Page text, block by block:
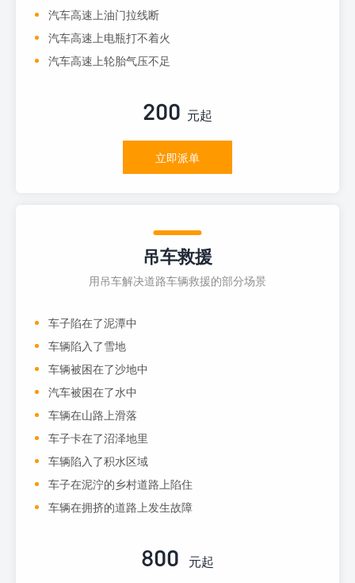
汽车高速上油门拉线断
汽车高速上电瓶打不着火
汽车高速上轮胎气压不足
200 元起
立即派单
吊车救援
用吊车解决道路车辆救援的部分场景
车子陷在了泥潭中
车辆陷入了雪地
车辆被困在了沙地中
汽车被困在了水中
车辆在山路上滑落
车子卡在了沼泽地里
车辆陷入了积水区域
车子在泥泞的乡村道路上陷住
车辆在拥挤的道路上发生故障
800 元起